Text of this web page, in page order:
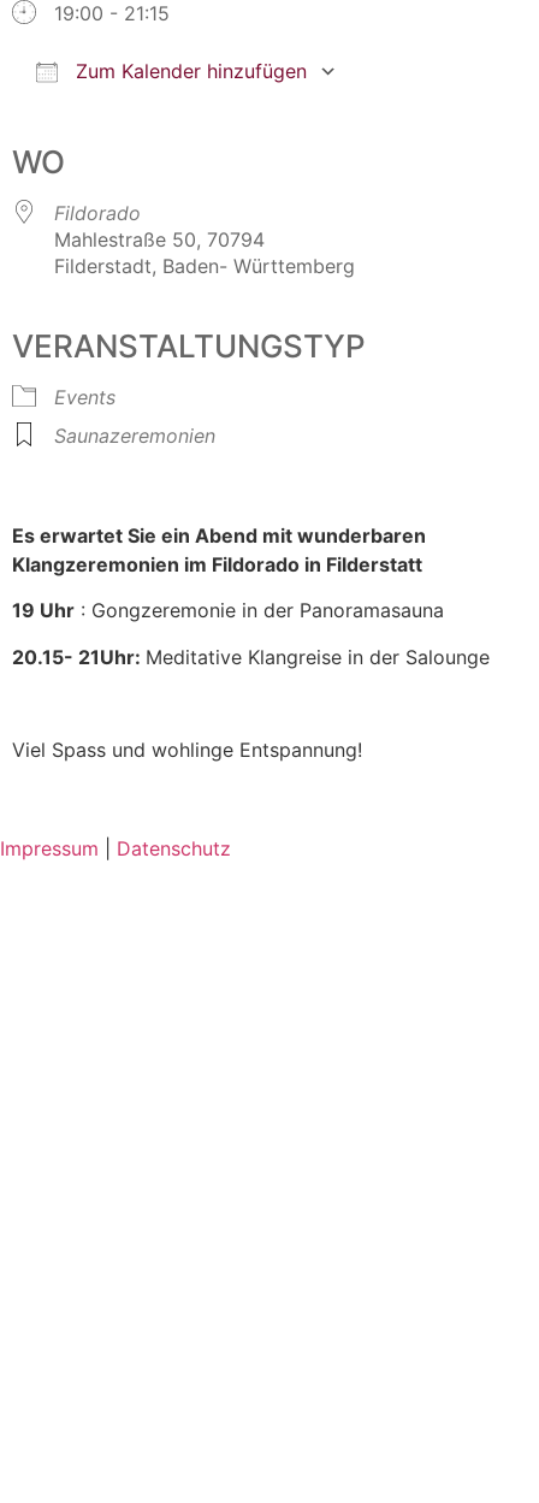
19:00 - 21:15
Zum Kalender hinzufügen
WO
Fildorado
Mahlestraße 50, 70794
Filderstadt, Baden- Württemberg
VERANSTALTUNGSTYP
Events
Saunazeremonien
Es erwartet Sie ein Abend mit wunderbaren
Klangzeremonien im Fildorado in Filderstatt
19 Uhr : Gongzeremonie in der Panoramasauna
20.15- 21Uhr: Meditative Klangreise in der Salounge
Viel Spass und wohlinge Entspannung!
Impressum Datenschutz